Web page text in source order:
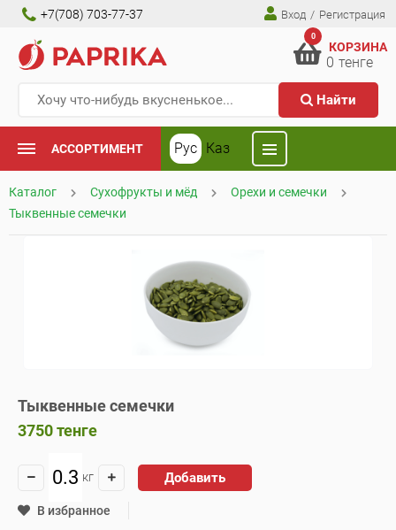
+7(708) 703-77-37 Вход / Регистрация
Найти
0
КОРЗИНА
0 тенге
АССОРТИМЕНТ Рус Каз
Каталог Сухофрукты и мёд
Орехи и семечки
Тыквенные семечки
Тыквенные семечки
3750тенге
кг Добавить
В избранное